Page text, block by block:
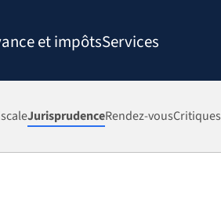
et impôtsServices
JurisprudenceRendez-vousCritiques